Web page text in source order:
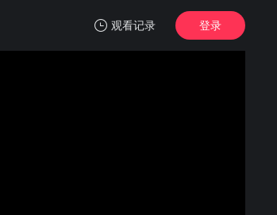
观看记录 登录